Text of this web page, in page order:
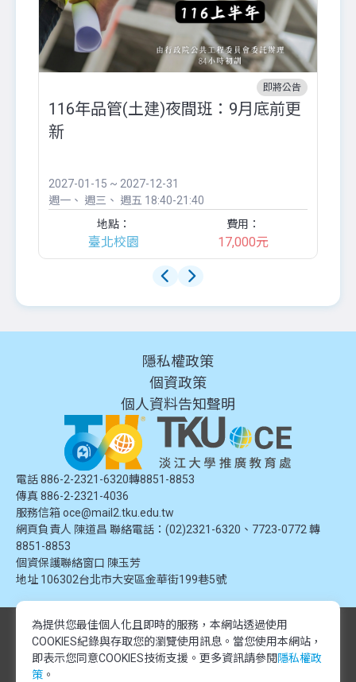
即將公告
116年品管(土建)夜間班：9月底前更
新
2027-01-15 ~ 2027-12-31
週一
週三 週五 18:40-21:40
地點：
臺北校園
費用：
17,000元
隱私權政策
個資政策
個人資料告知聲明
電話 886-2-2321-6320轉8851-8853
傳真 886-2-2321-4036
服務信箱 oce@mail2.tku.edu.tw
網頁負責人 陳道昌 聯絡電話：(02)2321-6320、7723-0772 轉
8851-8853
個資保護聯絡窗口 陳玉芳
地址 106302台北市大安區金華街199巷5號
© 2024 淡江大學推廣教育處. 版權所有。本網站內容由淡江大學推廣教育處
提供，未經授權禁止轉載或引用。所有課程資訊、圖片及資料皆屬本單位所
有，僅供學習交流使用。
© 2024 Tamkang University Office of Continuing Education. All rights
為提供您最佳個人化且即時的服務，本網站透過使用
COOKIES紀錄與存取您的瀏覽使用訊息。 當您使用本網站，
即表示您同意COOKIES技術支援。更多資訊請參閱 隱私權政
策 。